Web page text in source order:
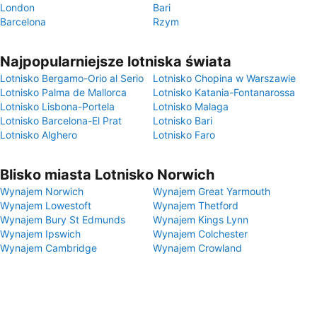
London
Bari
Barcelona
Rzym
Najpopularniejsze lotniska świata
Lotnisko Bergamo-Orio al Serio
Lotnisko Chopina w Warszawie
Lotnisko Palma de Mallorca
Lotnisko Katania-Fontanarossa
Lotnisko Lisbona-Portela
Lotnisko Malaga
Lotnisko Barcelona-El Prat
Lotnisko Bari
Lotnisko Alghero
Lotnisko Faro
Blisko miasta Lotnisko Norwich
Wynajem Norwich
Wynajem Great Yarmouth
Wynajem Lowestoft
Wynajem Thetford
Wynajem Bury St Edmunds
Wynajem Kings Lynn
Wynajem Ipswich
Wynajem Colchester
Wynajem Cambridge
Wynajem Crowland